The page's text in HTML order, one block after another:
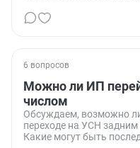
6 вопросов
Можно ли ИП
числом
Обсуждаем, возможно
переходе на УСН
Какие могут быть